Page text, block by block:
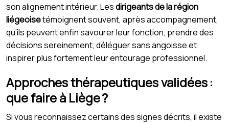
son alignement intérieur. Lesdirigeants de la région
liégeoisetémoignent souvent, après accompagnement,
qu’ils peuvent enfin savourer leur fonction, prendre des
décisions sereinement, déléguer sans angoisse et
inspirer plus fortement leur entourage professionnel.
Approches thérapeutiques validées :
que faire à Liège ?
Si vous reconnaissez certains des signes décrits, il existe